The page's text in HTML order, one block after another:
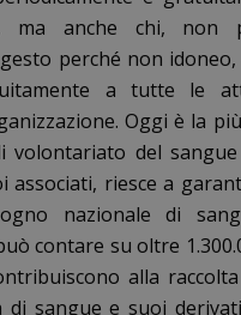
ma anche chi, non
perché non idoneo,
a tutte le
Oggi è la
volontariato del
associati, riesce a
nazionale di
contare su oltre
alla
di sangue e suoi